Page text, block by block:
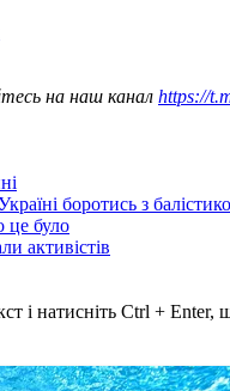
на наш канал https://
боротись з
це було
активістів
і натисніть Ctrl +